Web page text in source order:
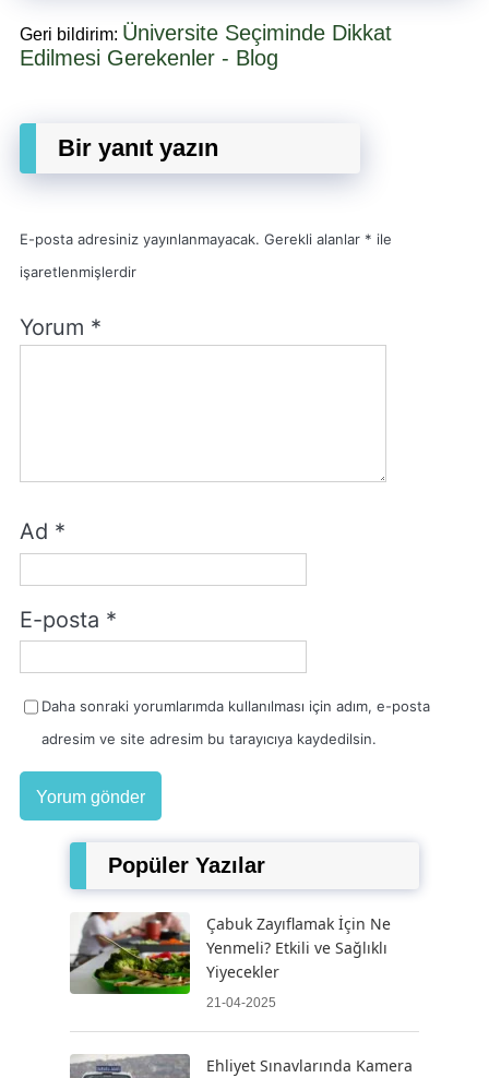
Geri bildirim: Üniversite Seçiminde Dikkat
Edilmesi Gerekenler - Blog
Bir yanıt yazın
E-posta adresiniz yayınlanmayacak. Gerekli alanlar * ile
işaretlenmişlerdir
Yorum *
Ad *
E-posta *
Daha sonraki yorumlarımda kullanılması için adım, e-posta
adresim ve site adresim bu tarayıcıya kaydedilsin.
Popüler Yazılar
Çabuk Zayıflamak İçin Ne
Yenmeli? Etkili ve Sağlıklı
Yiyecekler
21-04-2025
Ehliyet Sınavlarında Kamera